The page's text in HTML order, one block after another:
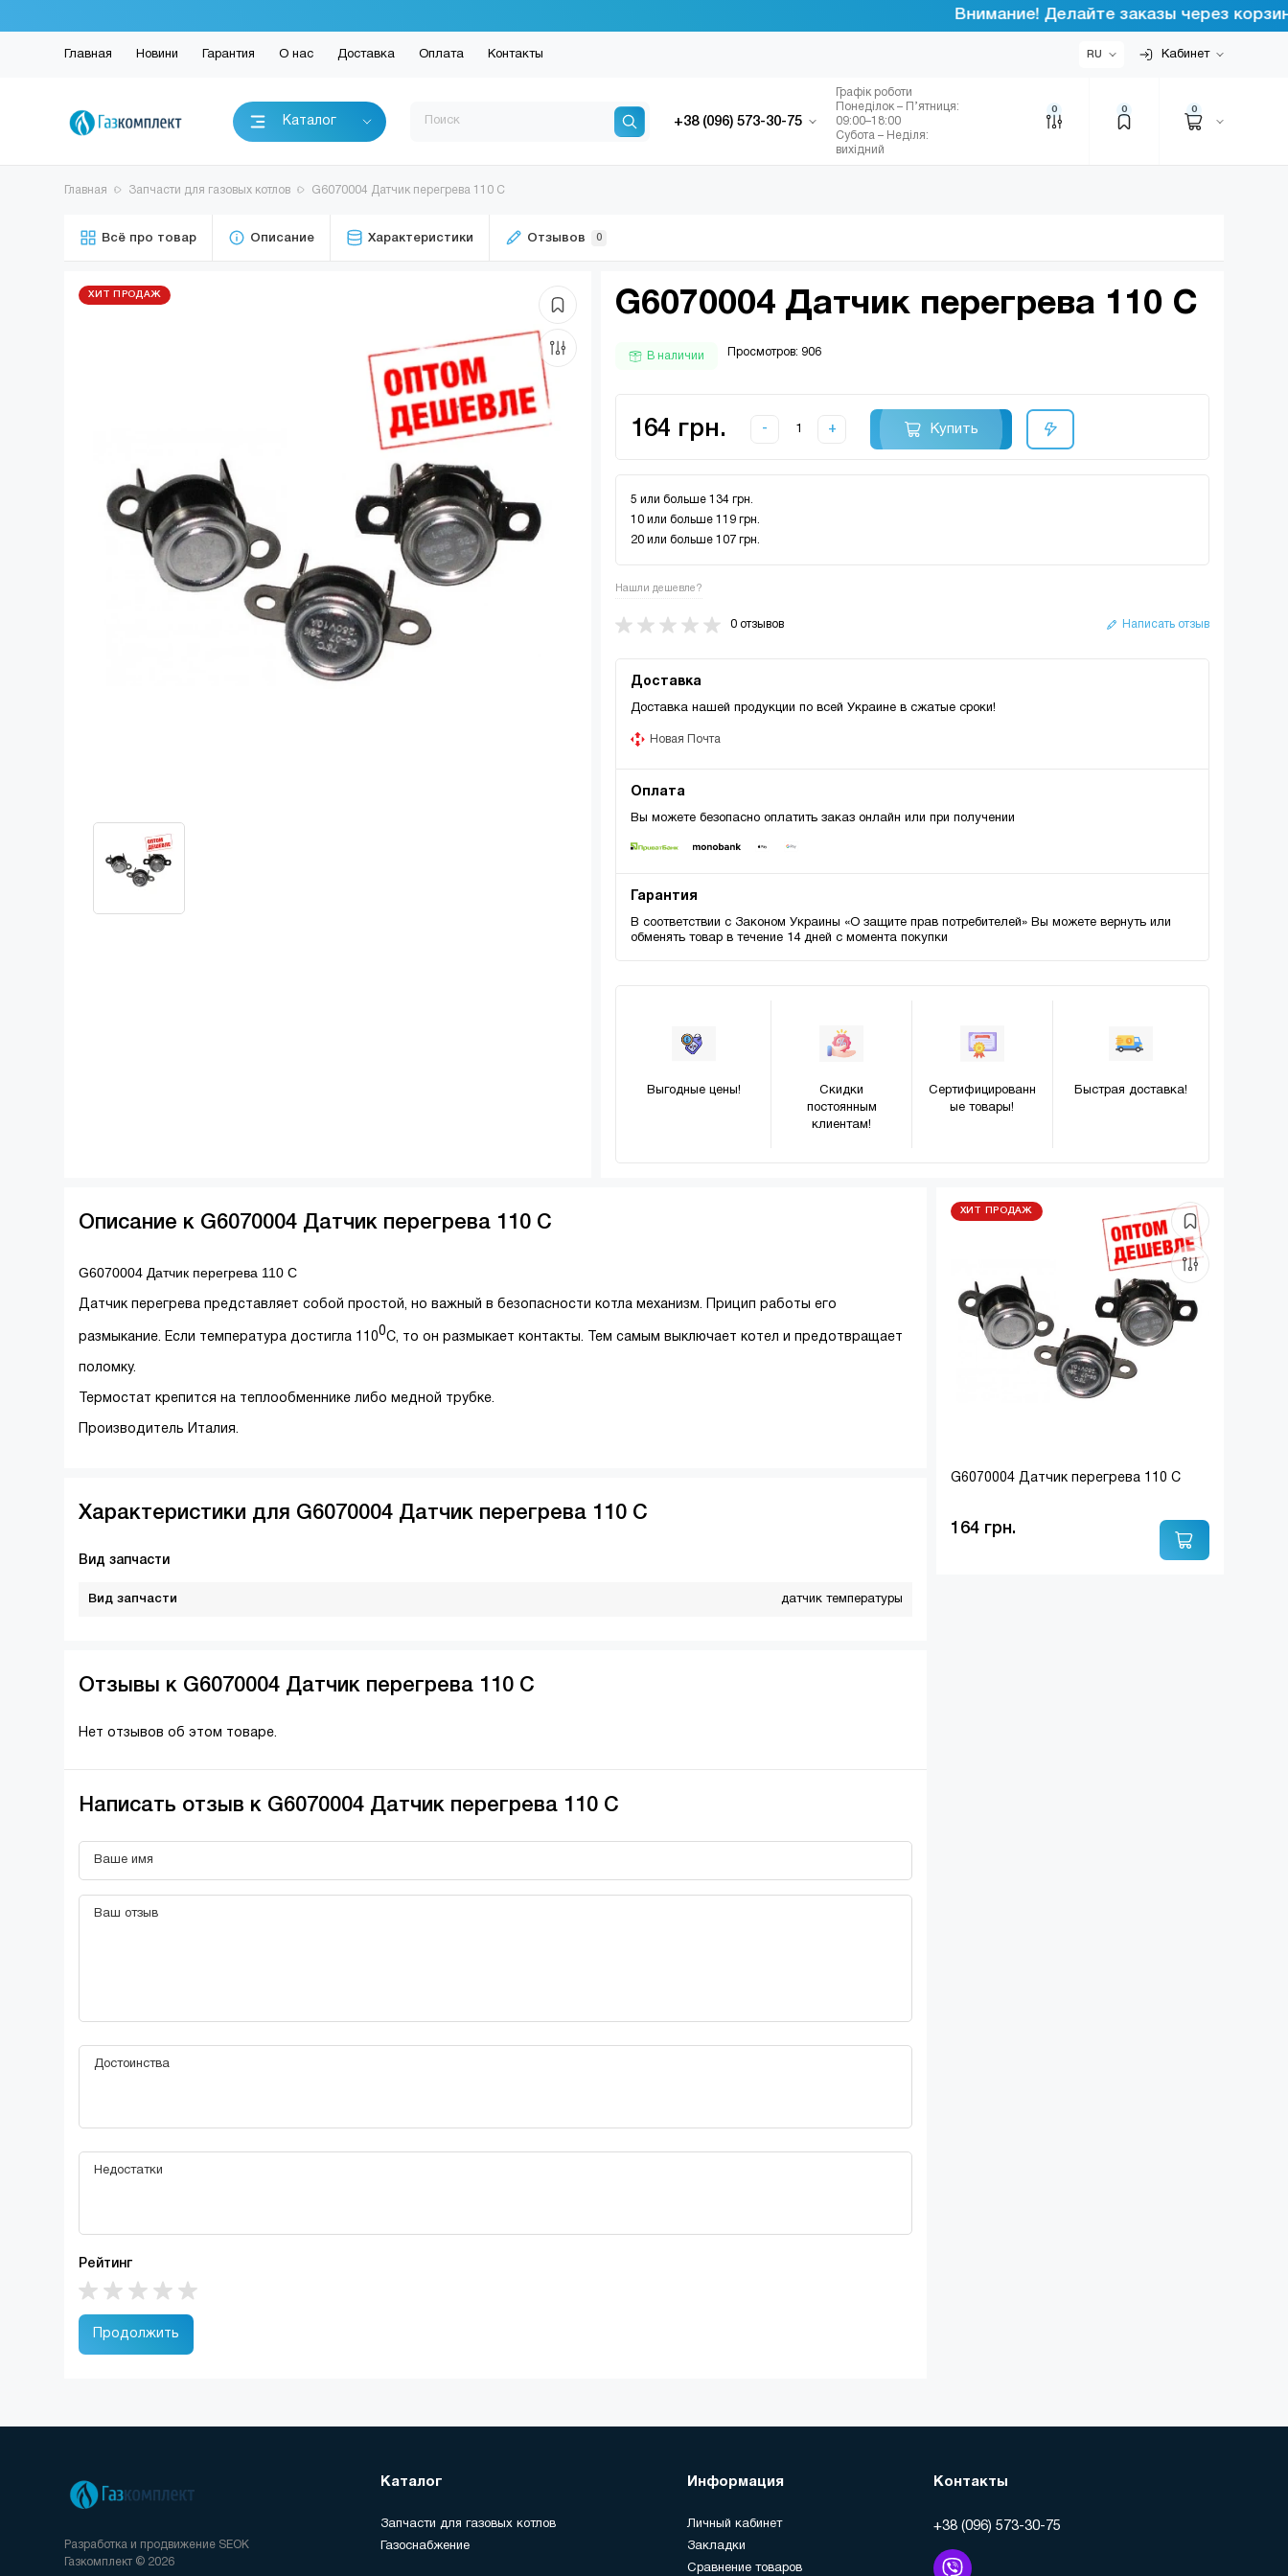
Внимание! Делайте заказы через корзину
Главная Новини Гарантия О нас Доставка Оплата Контакты RU Кабинет
Каталог +38 (096) 573-30-75
Графік роботи
Понеділок – П’ятниця:
09:00–18:00
Субота – Неділя:
вихідний
0 0 0
Главная Запчасти для газовых котлов G6070004 Датчик перегрева 110 С
Всё про товар Описание Характеристики Отзывов 0
ХИТ ПРОДАЖ G6070004 Датчик перегрева 110 С
В наличии Просмотров: 906
164 грн. - + Купить
5 или больше 134 грн.
10 или больше 119 грн.
20 или больше 107 грн.
Нашли дешевле?
0 отзывов Написать отзыв
Доставка
Доставка нашей продукции по всей Украине в сжатые сроки!
Новая Почта
Оплата
Вы можете безопасно оплатить заказ онлайн или при получении
Гарантия
В соответствии с Законом Украины «О защите прав потребителей» Вы можете вернуть или
обменять товар в течение 14 дней с момента покупки
Выгодные цены!
Скидки
постоянным
клиентам!
Сертифицированн
ые товары!
Быстрая доставка!
Описание к G6070004 Датчик перегрева 110 С
G6070004 Датчик перегрева 110 С
Датчик перегрева представляет собой простой, но важный в безопасности котла механизм. Прицип работы его
размыкание. Если температура достигла 1100С, то он размыкает контакты. Тем самым выключает котел и предотвращает
поломку.
Термостат крепится на теплообменнике либо медной трубке.
Производитель Италия.
Характеристики для G6070004 Датчик перегрева 110 С
Вид запчасти
Вид запчасти датчик температуры
Отзывы к G6070004 Датчик перегрева 110 С
Нет отзывов об этом товаре.
Написать отзыв к G6070004 Датчик перегрева 110 С
Рейтинг
Продолжить
ХИТ ПРОДАЖ
G6070004 Датчик перегрева 110 С
164 грн.
Разработка и продвижение SEOK
Газкомплект © 2026
Каталог
Запчасти для газовых котлов
Газоснабжение
Информация
Личный кабинет
Закладки
Сравнение товаров
Контакты
+38 (096) 573-30-75